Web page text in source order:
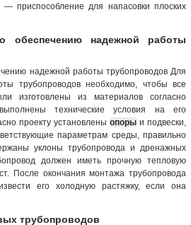
— приспособление для напасовки плоских
обеспечению надежной работы
надежной работы трубопроводов Для
трубопроводов необходимо, чтобы все
изготовлены из материалов согласно
технические условия на его
проекту установлены опоры и подвески,
параметрам среды, правильно
уклоны трубопровода и дренажных
должен иметь прочную тепловую
После окончания монтажа трубопровода
его холодную растяжку, если она
трубопроводов